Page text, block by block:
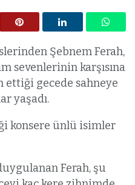
Şebnem Ferah,
sevenlerinin karşısına
ettiği gecede sahneye
yaşadı.
konsere ünlü isimler
Ferah, şu